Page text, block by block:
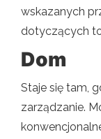
wskazanych
dotyczących
Dom
Staje się tam,
zarządzanie.